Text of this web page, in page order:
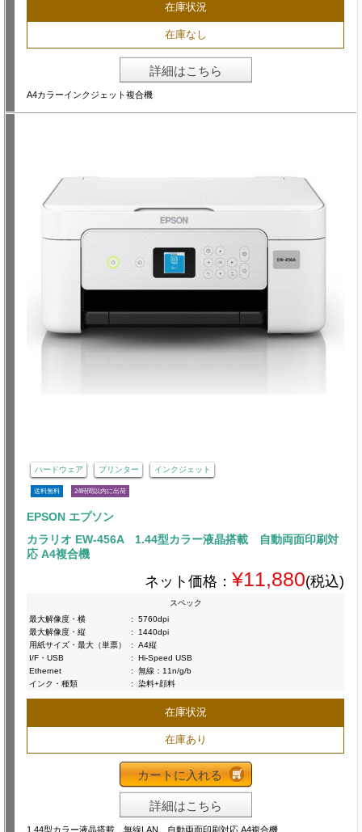
在庫状況
在庫なし
詳細はこちら
A4カラーインクジェット複合機
ハードウェア プリンター インクジェット
送料無料 24時間以内に出荷
EPSON エプソン
カラリオ EW-456A 1.44型カラー液晶搭載 自動両面印刷対
応 A4複合機
ネット価格： ¥11,880(税込)
スペック
最大解像度・横
:
5760dpi
最大解像度・縦
:
1440dpi
用紙サイズ・最大（単票）
:
A4縦
I/F・USB
:
Hi-Speed USB
Ethernet
:
無線：11n/g/b
インク・種類
: 染料+顔料
在庫状況
在庫あり
カートに入れる
詳細はこちら
1.44型カラー液晶搭載、無線LAN、自動両面印刷対応 A4複合機